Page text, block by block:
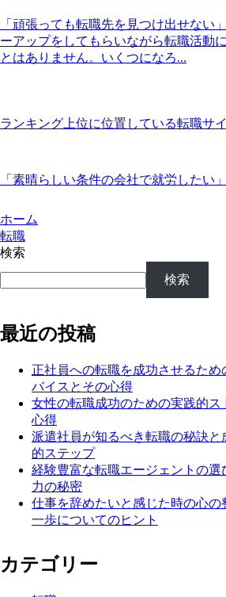
「頑張っても転職先を見つけ出せない
ーアップをしてもらいながら転職活動
とはありません。いくつになろ...
ランキング上位に位置している転職サ
「素晴らしい条件の会社で就労したい
ホーム
転職
検索
検索
最近の投稿
正社員への転職を成功させるため
バイスとその心得
女性の転職成功のための実践的ス
心得
派遣社員が知るべき転職の秘訣と
的ステップ
経験豊富な転職エージェントの選
力の秘密
仕事を辞めたいと感じた時の心の
一歩についてのヒント
カテゴリー